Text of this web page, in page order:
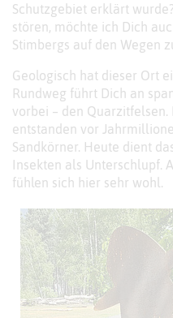
Schutzgebiet erklärt
stören, möchte ich Dich
Stimbergs auf den Wegen
Geologisch hat dieser Ort
Rundweg führt Dich an
vorbei – den
entstanden vor
Sandkörner. Heute dient
Insekten als Unterschlupf.
fühlen sich hier sehr wohl.